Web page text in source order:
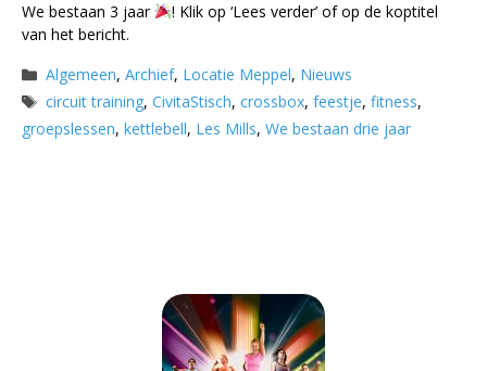
We bestaan 3 jaar
! Klik op ‘Lees verder’ of op de koptitel
van het bericht.
Categorieën
Algemeen,Archief, Locatie Meppel, Nieuws
Tags
circuit training,CivitaStisch,crossbox,feestje,fitness,
groepslessen, kettlebell, Les Mills, We bestaan drie jaar